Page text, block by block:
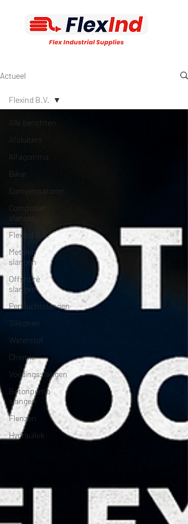
Actueel
Alle berichten
Afsluiters
Alfagomma
Bikar
Compensatoren
Composiet
slangen
Flexind B.V.
Metalen
slangen
Offshore
slangen
Persluchtslangen
Siliconen
Waterstof
Chemie
Voedingsslangen
Betonpomp
slangen
Flenzen
Hydrauliek
Flexind B.V.